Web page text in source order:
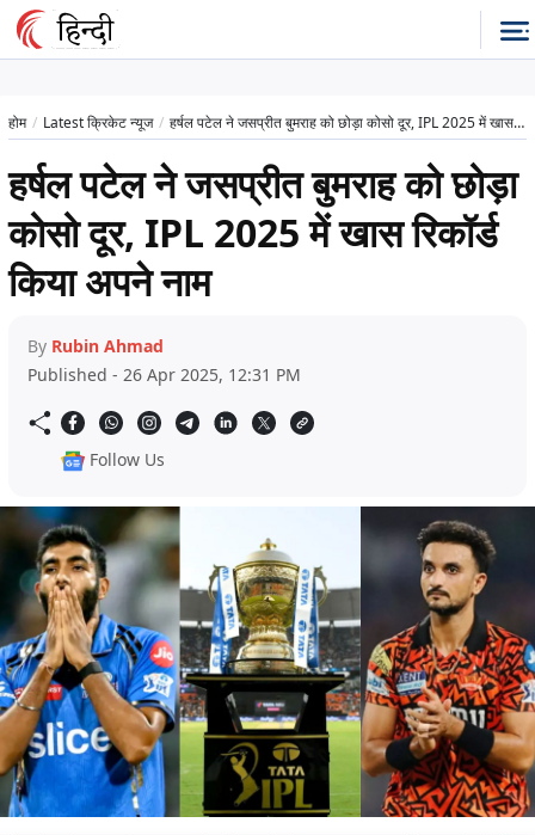
होम Latest क्रिकेट न्यूज हर्षल पटेल ने जसप्रीत बुमराह को छोड़ा कोसो दूर, IPL 2025 में खास रिकॉर्ड किया अपने नाम
हर्षल पटेल ने जसप्रीत बुमराह को छोड़ा
कोसो दूर, IPL 2025 में खास रिकॉर्ड
किया अपने नाम
By Rubin Ahmad
Published - 26 Apr 2025, 12:31 PM
Follow Us